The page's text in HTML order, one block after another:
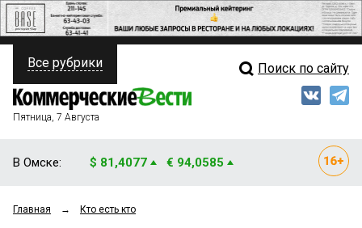
ПОЛИТИКА
ФИНАНСЫ
ОБЩЕСТВО
Свежий выпуск
Все рубрики Поиск по сайту
Пятница, 7 Августа
В Омске: $ 81,4077 € 94,0585
Главная → Кто есть кто